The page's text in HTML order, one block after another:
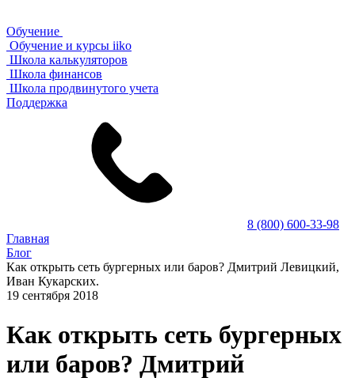
Обучение
Обучение и курсы iiko
Школа калькуляторов
Школа финансов
Школа продвинутого учета
Поддержка
8 (800) 600-33-98
Главная
Блог
Как открыть сеть бургерных или баров? Дмитрий Левицкий,
Иван Кукарских.
19 сентября 2018
Как открыть сеть бургерных
или баров? Дмитрий